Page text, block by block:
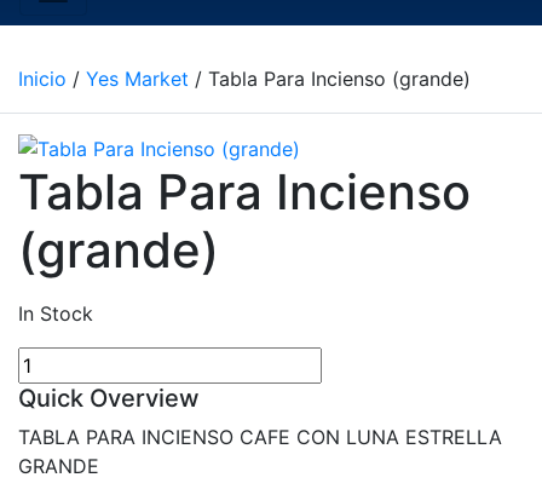
Inicio / Yes Market / Tabla Para Incienso (grande)
Tabla Para Incienso
(grande)
In Stock
Tabla
Para
(grande)
cantidad
Quick Overview
TABLA PARA INCIENSO CAFE CON LUNA ESTRELLA
GRANDE